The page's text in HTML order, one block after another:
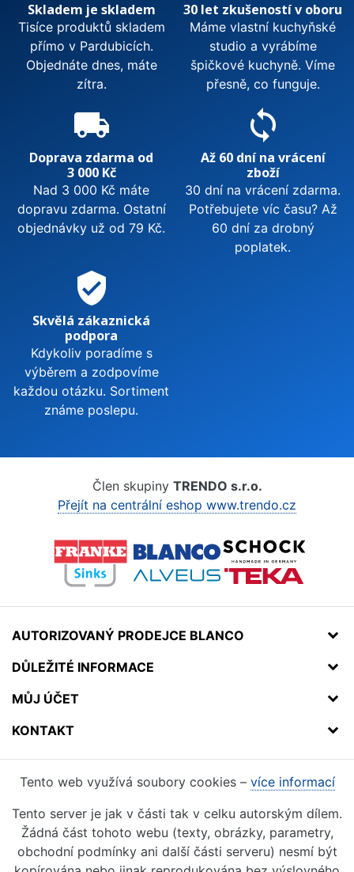
Skladem je skladem
Tisíce produktů skladem
přímo v Pardubicích.
Objednáte dnes, máte
zítra.
30 let zkušeností v oboru
Máme vlastní kuchyňské
studio a vyrábíme
špičkové kuchyně. Víme
přesně, co funguje.
local_shipping
Doprava zdarma od
3 000 Kč
Nad 3 000 Kč máte
dopravu zdarma. Ostatní
objednávky už od 79 Kč.
sync
Až 60 dní na vrácení
zboží
30 dní na vrácení zdarma.
Potřebujete víc času? Až
60 dní za drobný
poplatek.
verified_user
Skvělá zákaznická
podpora
Kdykoliv poradíme s
výběrem a zodpovíme
každou otázku. Sortiment
známe poslepu.
Člen skupiny TRENDO s.r.o.
Přejít na centrální eshop www.trendo.cz
AUTORIZOVANÝ PRODEJCE BLANCO
DŮLEŽITÉ INFORMACE
MŮJ ÚČET
KONTAKT
Tento web využívá soubory cookies – více informací
Tento server je jak v části tak v celku autorským dílem.
Žádná část tohoto webu (texty, obrázky, parametry,
obchodní podmínky ani další části serveru) nesmí být